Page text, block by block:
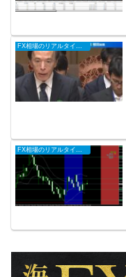
FX相場のリアルタイム情報2024
FX相場のリアルタイム情報2024